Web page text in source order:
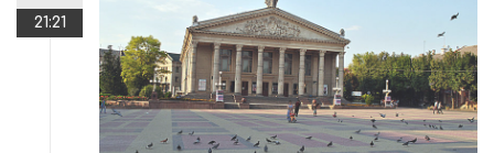
21:21